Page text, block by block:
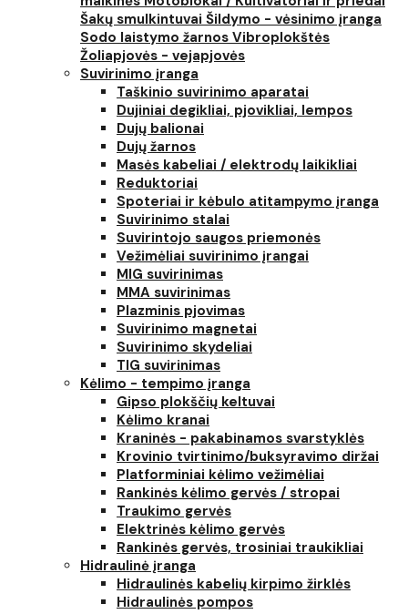
Šakų smulkintuvai Šildymo - vėsinimo įranga
Sodo laistymo žarnos Vibroplokštės
Žoliapjovės - vejapjovės
Suvirinimo įranga
Taškinio suvirinimo aparatai
Dujiniai degikliai, pjovikliai, lempos
Dujų balionai
Dujų žarnos
Masės kabeliai / elektrodų laikikliai
Reduktoriai
Spoteriai ir kėbulo atitampymo įranga
Suvirinimo stalai
Suvirintojo saugos priemonės
Vežimėliai suvirinimo įrangai
MIG suvirinimas
MMA suvirinimas
Plazminis pjovimas
Suvirinimo magnetai
Suvirinimo skydeliai
TIG suvirinimas
Kėlimo - tempimo įranga
Gipso plokščių keltuvai
Kėlimo kranai
Kraninės - pakabinamos svarstyklės
Krovinio tvirtinimo/buksyravimo diržai
Platforminiai kėlimo vežimėliai
Rankinės kėlimo gervės / stropai
Traukimo gervės
Elektrinės kėlimo gervės
Rankinės gervės, trosiniai traukikliai
Hidraulinė įranga
Hidraulinės kabelių kirpimo žirklės
Hidraulinės pompos